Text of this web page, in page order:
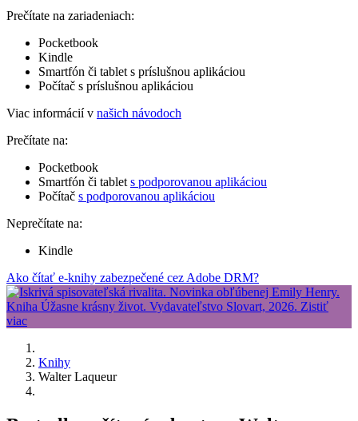
Prečítate na zariadeniach:
Pocketbook
Kindle
Smartfón či tablet s príslušnou aplikáciou
Počítač s príslušnou aplikáciou
Viac informácií v našich návodoch
Prečítate na:
Pocketbook
Smartfón či tablet s podporovanou aplikáciou
Počítač s podporovanou aplikáciou
Neprečítate na:
Kindle
Ako čítať e-knihy zabezpečené cez Adobe DRM?
Knihy
Walter Laqueur